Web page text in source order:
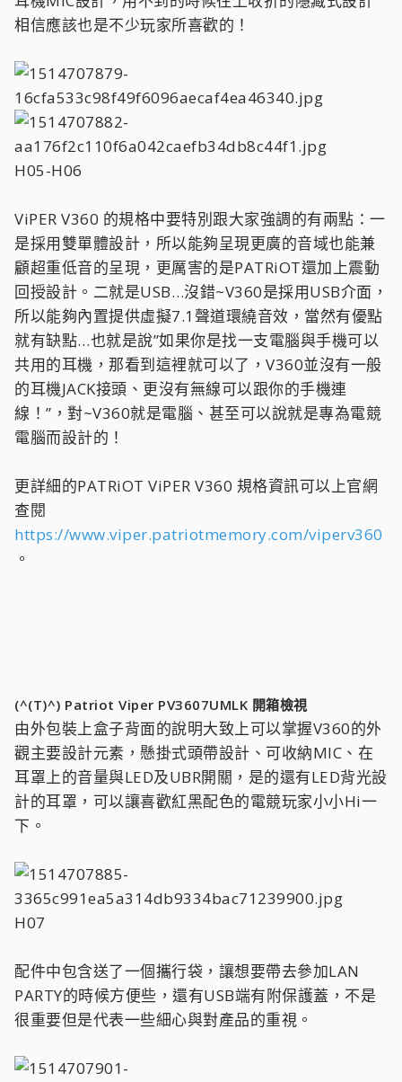
相信應該也是不少玩家所喜歡的！
H05-H06
ViPER V360 的規格中要特別跟大家強調的有兩點：一
是採用雙單體設計，所以能夠呈現更廣的音域也能兼
顧超重低音的呈現，更厲害的是PATRiOT還加上震動
回授設計。二就是USB…沒錯~V360是採用USB介面，
所以能夠內置提供虛擬7.1聲道環繞音效，當然有優點
就有缺點…也就是說”如果你是找一支電腦與手機可以
共用的耳機，那看到這裡就可以了，V360並沒有一般
的耳機JACK接頭、更沒有無線可以跟你的手機連
線！”，對~V360就是電腦、甚至可以說就是專為電競
電腦而設計的！
更詳細的PATRiOT ViPER V360 規格資訊可以上官網
查閱
https://www.viper.patriotmemory.com/viperv360
。
(^(T)^) Patriot Viper PV3607UMLK 開箱檢視
由外包裝上盒子背面的說明大致上可以掌握V360的外
觀主要設計元素，懸掛式頭帶設計、可收納MIC、在
耳罩上的音量與LED及UBR開關，是的還有LED背光設
計的耳罩，可以讓喜歡紅黑配色的電競玩家小小Hi一
下。
H07
配件中包含送了一個攜行袋，讓想要帶去參加LAN
PARTY的時候方便些，還有USB端有附保護蓋，不是
很重要但是代表一些細心與對產品的重視。